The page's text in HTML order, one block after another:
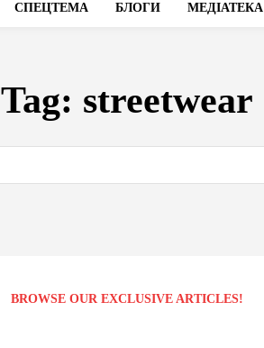
СПЕЦТЕМА БЛОГИ МЕДІАТЕКА
Tag: streetwear
BROWSE OUR EXCLUSIVE ARTICLES!